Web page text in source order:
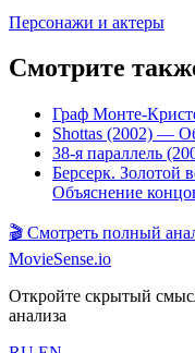
Персонажи и актеры
Смотрите
Граф Монте-
Shottas (2002) —
38-я параллель
Берсерк. Золотой
Объяснение
🎬 Смотреть полный
MovieSense.io
Откройте скрытый
анализа